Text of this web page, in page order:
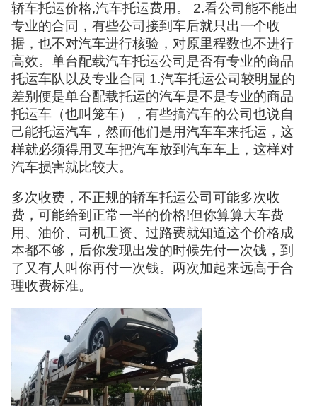
轿车托运价格,汽车托运费用。 2.看公司能不能出
专业的合同，有些公司接到车后就只出一个收
据，也不对汽车进行核验，对原里程数也不进行
高效。单台配载汽车托运公司是否有专业的商品
托运车队以及专业合同 1.汽车托运公司较明显的
差别便是单台配载托运的汽车是不是专业的商品
托运车（也叫笼车），有些搞汽车的公司也说自
己能托运汽车，然而他们是用汽车车来托运，这
样就必须得用叉车把汽车放到汽车车上，这样对
汽车损害就比较大。
多次收费，不正规的轿车托运公司可能多次收
费，可能给到正常一半的价格!但你算算大车费
用、油价、司机工资、过路费就知道这个价格成
本都不够，后你发现出发的时候先付一次钱，到
了又有人叫你再付一次钱。两次加起来远高于合
理收费标准。